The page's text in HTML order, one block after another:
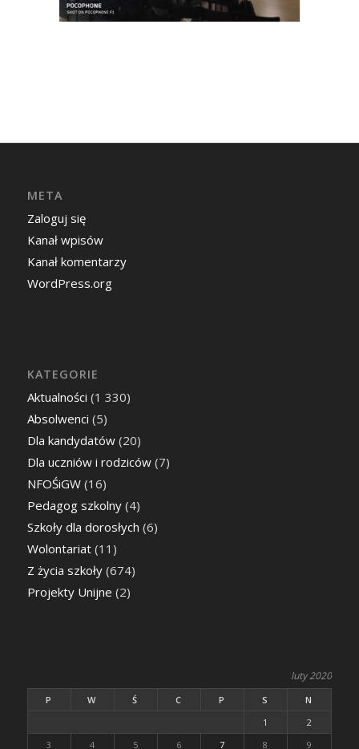
META
Zaloguj się
Kanał wpisów
Kanał komentarzy
WordPress.org
KATEGORIE
Aktualności (1 330)
Absolwenci (5)
Dla kandydatów(20)
Dla uczniów i rodziców(7)
NFOŚiGW(16)
Pedagog szkolny(4)
Szkoły dla dorosłych (6)
Wolontariat(11)
Z życia szkoły(674)
Projekty Unijne (2)
luty 2020
P W Ś C P S
N
1
2
3
4 5 6 7 8 9